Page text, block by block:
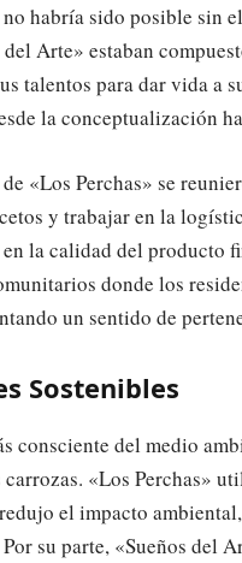
habría sido posible sin
Arte» estaban
talentos para dar vida a
la conceptualización
«Los Perchas» se
y trabajar en la
la calidad del producto
donde los
un sentido de
Sostenibles
consciente del medio
carrozas. «Los Perchas»
el impacto
su parte, «Sueños del